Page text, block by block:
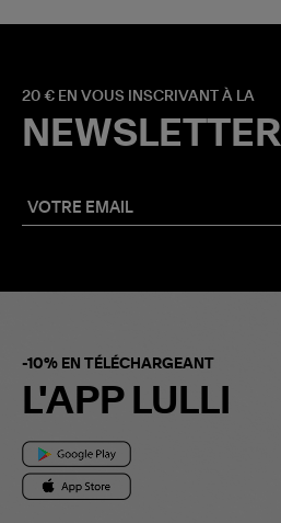
20 € EN VOUS INSCRIVANT À LA
NEWSLETTER
-10% EN TÉLÉCHARGEANT
L'APP LULLI